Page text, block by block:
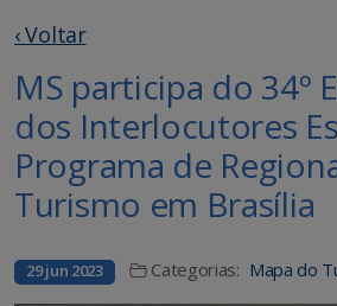
‹ Voltar
MS participa do 34º
dos Interlocutores
Programa de
Turismo em Brasília
29 jun 2023 Categorias: Mapa do